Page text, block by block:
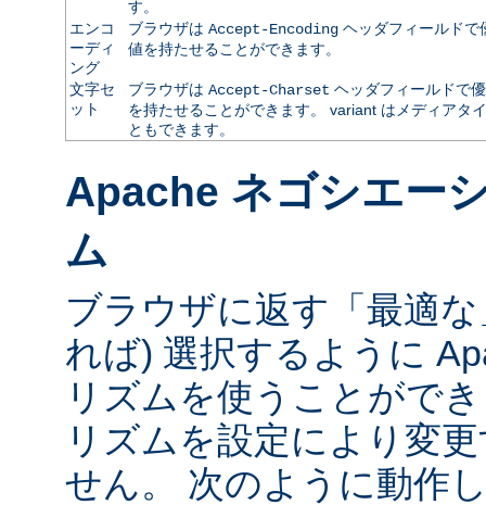
す。
エンコ
ーディ
ング
ブラウザは Accept-Encodingヘッダフィールドで
値を持たせることができます。
文字セ
ット
ブラウザは Accept-Charset ヘッダフィールドで
を持たせることができます。 variant はメディアタ
ともできます。
Apache ネゴシエー
ム
ブラウザに返す「最適
れば) 選択するように
リズムを使うことがで
リズムを設定により変
せん。 次のように動作